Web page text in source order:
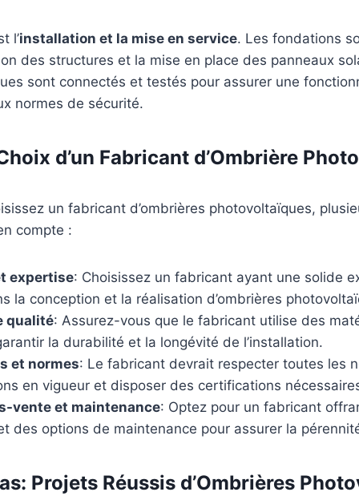
l’installation et la mise en service. Les fondations
des structures et la mise en place des panneaux
sont connectés et testés pour assurer une
normes de sécurité.
d’un Fabricant d’Ombrière
un fabricant d’ombrières photovoltaïques,
compte :
expertise: Choisissez un fabricant ayant une solide
la conception et la réalisation d’ombrières
qualité: Assurez-vous que le fabricant utilise des
la durabilité et la longévité de l’installation.
et normes: Le fabricant devrait respecter toutes les
en vigueur et disposer des certifications
vente et maintenance: Optez pour un fabricant
des options de maintenance pour assurer la
Projets Réussis d’Ombrières